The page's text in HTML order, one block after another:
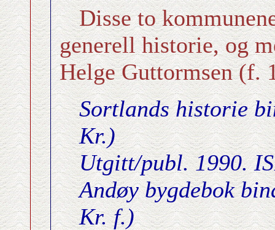
Disse to
generell historie, og
Helge Guttormsen (f.
Sortlands historie
Kr.)
Utgitt/publ. 1990.
Andøy bygdebok
Kr. f.)